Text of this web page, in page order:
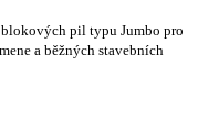
pil typu Jumbo pro
a běžných stavebních